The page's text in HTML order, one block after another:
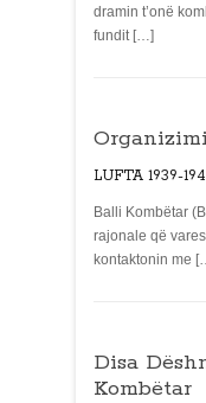
dramin t’onë
fundit […]
LUFTA 1939-
Balli Kombëtar
rajonale që
kontaktonin me
Disa
Kombëtar